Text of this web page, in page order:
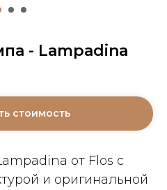
- Lampadina
стоимость
от Flos с
и оригинальной